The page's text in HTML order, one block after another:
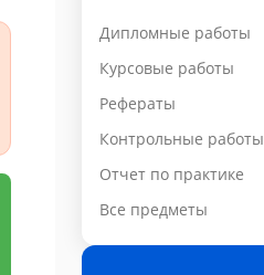
Дипломные работы
Курсовые работы
Рефераты
Контрольные работы
Отчет по практике
Все предметы